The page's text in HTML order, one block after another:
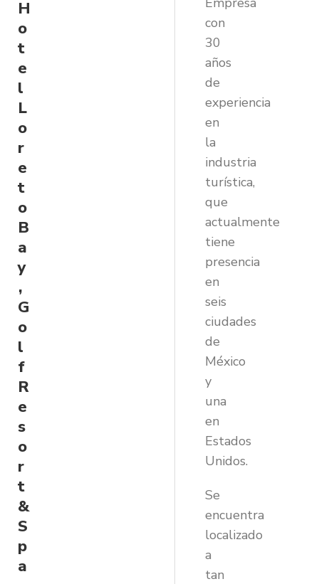
H
o
t
e
l
L
o
r
e
t
o
B
a
y
,
G
o
l
f
R
e
s
o
r
t
&
S
p
a
con
30
años
de
experiencia
en
la
industria
turística,
que
actualmente
tiene
presencia
en
seis
ciudades
de
México
y
una
en
Estados
Unidos.
Se
encuentra
localizado
a
tan